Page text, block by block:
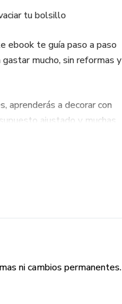
tu bolsillo
ebook te guía paso a paso
mucho, sin reformas y
aprenderás a decorar con
ajustado y muchas
ni cambios permanentes.